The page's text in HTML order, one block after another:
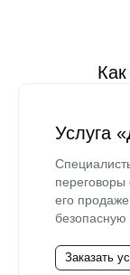
Услуга
его
безопасную
Заказать